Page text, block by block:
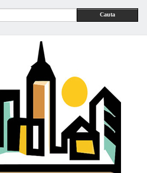
Cauta